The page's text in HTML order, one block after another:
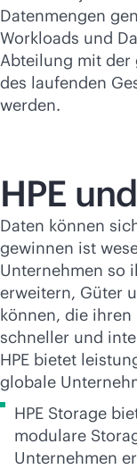
Datenmengen
Workloads und
Abteilung mit der
des laufenden
werden.
HPE
Daten können
gewinnen ist
Unternehmen so
erweitern, Güter
können, die
schneller und
HPE bietet
globale
HPE Storage
modulare
Unternehmen